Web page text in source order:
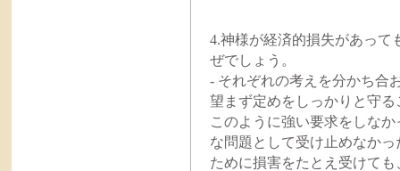
4.神様が経済的損失があって
ぜでしょう。
- それぞれの考えを分かち合
望まず定めをしっかりと守
このように強い要求をしな
な問題として受け止めなか
ために損害をたとえ受けて